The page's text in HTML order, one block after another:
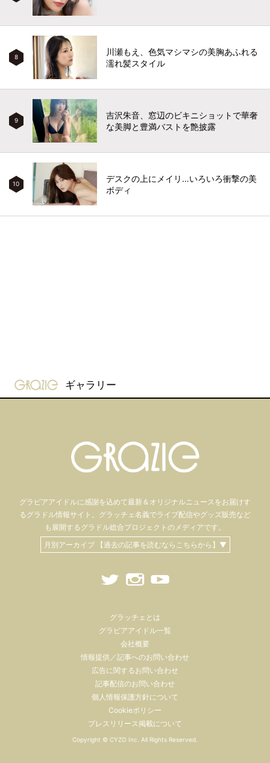
8
川瀬もえ、色気マシマシの美胸あふれる
濡れ髪スタイル
9
吉沢朱音、窓辺のビキニショットで華奢
な美脚と豊満バストを艶披露
10
デスクの上にメイリ…いろいろ衝撃の美
ボディ
gravure-grazie
ギャラリー
グラビアアイドルに感謝を込めて最新＆オリジナルニュースをお届けす
るグラドル情報サイト。 グラッチェ名義でライブ配信やグッズ販売など
も 展開するグラドル総合プロジェクトのメディアです。
月別アーカイブ 【過去の記事を読むならこちらから】▼
グラッチェとは
グラビアアイドル一覧
会社概要
情報提供／記事へのお問い合わせ
広告に関するお問い合わせ
記事配信のお問い合わせ
個人情報保護方針について
Cookieポリシー
プレスリリース掲載について
Copyright © CYZO Inc. All Rights Reserved.